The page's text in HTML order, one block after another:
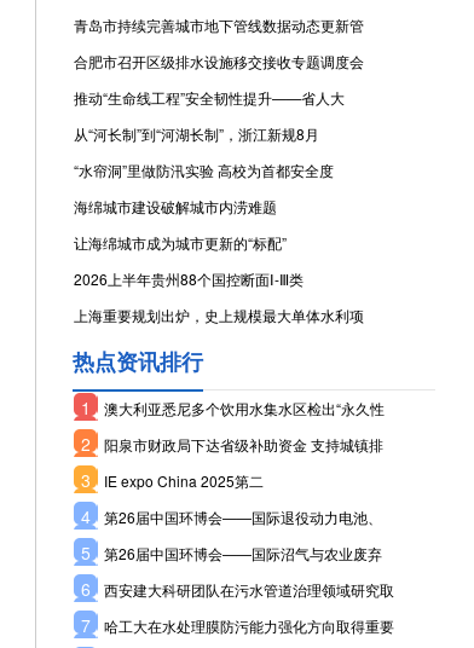
青岛市持续完善城市地下管线数据动态更新管
合肥市召开区级排水设施移交接收专题调度会
推动“生命线工程”安全韧性提升——省人大
从“河长制”到“河湖长制”，浙江新规8月
“水帘洞”里做防汛实验 高校为首都安全度
海绵城市建设破解城市内涝难题
让海绵城市成为城市更新的“标配”
2026上半年贵州88个国控断面Ⅰ-Ⅲ类
上海重要规划出炉，史上规模最大单体水利项
热点资讯排行
1 澳大利亚悉尼多个饮用水集水区检出“永久性
2 阳泉市财政局下达省级补助资金 支持城镇排
3 IE expo China 2025第二
4 第26届中国环博会——国际退役动力电池、
5 第26届中国环博会——国际沼气与农业废弃
6 西安建大科研团队在污水管道治理领域研究取
7 哈工大在水处理膜防污能力强化方向取得重要